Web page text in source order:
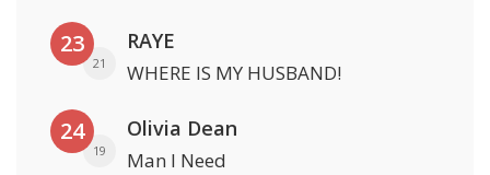
23
21
RAYE
WHERE IS MY HUSBAND!
24
19
Olivia Dean
Man I Need